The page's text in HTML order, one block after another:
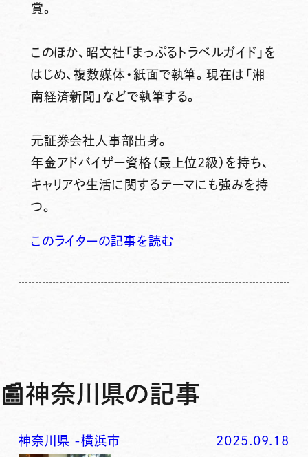
賞。
このほか、昭文社「まっぷるトラベルガイド」を
はじめ、複数媒体・紙面で執筆。現在は「湘
南経済新聞」などで執筆する。
元証券会社人事部出身。
年金アドバイザー資格（最上位2級）を持ち、
キャリアや生活に関するテーマにも強みを持
つ。
このライターの記事を読む
📰神奈川県の記事
神奈川県 -横浜市 2025.09.18